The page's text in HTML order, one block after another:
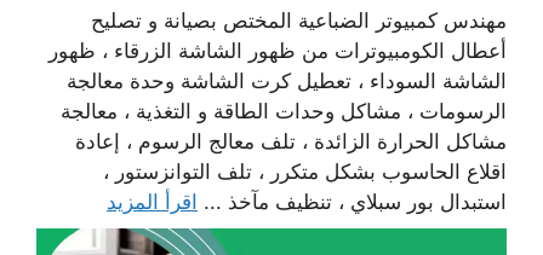
مهندس كمبيوتر الضباعية المختص بصيانة و تصليح
أعطال الكومبيوترات من ظهور الشاشة الزرقاء ، ظهور
الشاشة السوداء ، تعطيل كرت الشاشة وحدة معالجة
الرسومات ، مشاكل وحدات الطاقة و التغذية ، معالجة
مشاكل الحرارة الزائدة ، تلف معالج الرسوم ، إعادة
اقلاع الحاسوب بشكل متكرر ، تلف التوانزستور ،
استبدال بور سبلاي ، تنظيف مآخذ ... اقرأ المزيد